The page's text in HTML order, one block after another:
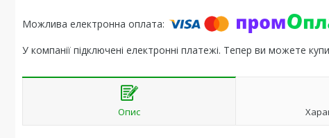
У компанії підключені електронні платежі. Тепер ви можете
Опис